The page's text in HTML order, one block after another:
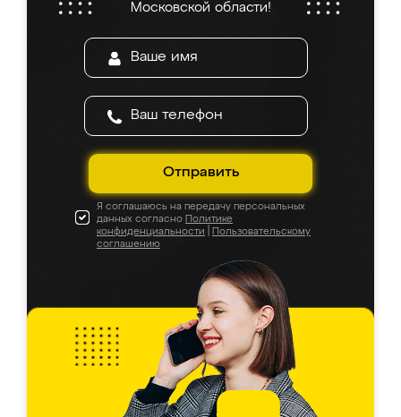
Московской области!
Отправить
Я соглашаюсь на передачу персональных
данных согласно Политике
конфиденциальности
Пользовательскому
соглашению